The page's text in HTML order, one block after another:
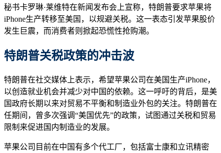
秘书卡罗琳·莱维特在新闻发布会上宣称，特朗普要求苹果将
iPhone生产转移至美国，以规避关税。这一表态引发苹果股价
发生巨震，而消费者则掀起恐慌性抢购潮。
特朗普关税政策的冲击波
特朗普在社交媒体上表示，希望苹果公司在美国生产iPhone，
以创造就业机会并减少对中国的依赖。这一呼吁的背后，是美
国政府长期以来对贸易不平衡和制造业外包的关注。特朗普在
任期间，曾多次强调“美国优先”的政策，试图通过关税和贸易
限制来促进国内制造业的发展。
苹果公司目前在中国有多个代工厂，包括富士康和立讯精密